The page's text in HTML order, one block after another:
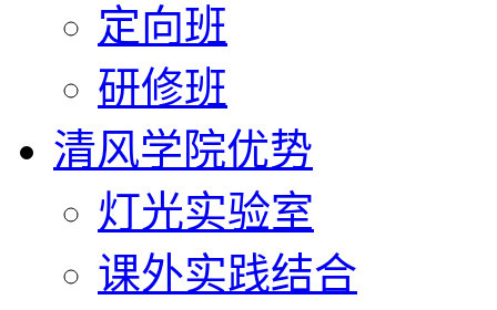
定向班
研修班
清风学院优势
灯光实验室
课外实践结合